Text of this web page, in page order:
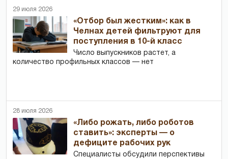
29 июля 2026
«Отбор был жестким»: как в
Челнах детей фильтруют для
поступления в 10-й класс
Число выпускников растет, а
количество профильных классов — нет
28 июля 2026
«Либо рожать, либо роботов
ставить»: эксперты — о
дефиците рабочих рук
Специалисты обсудили перспективы